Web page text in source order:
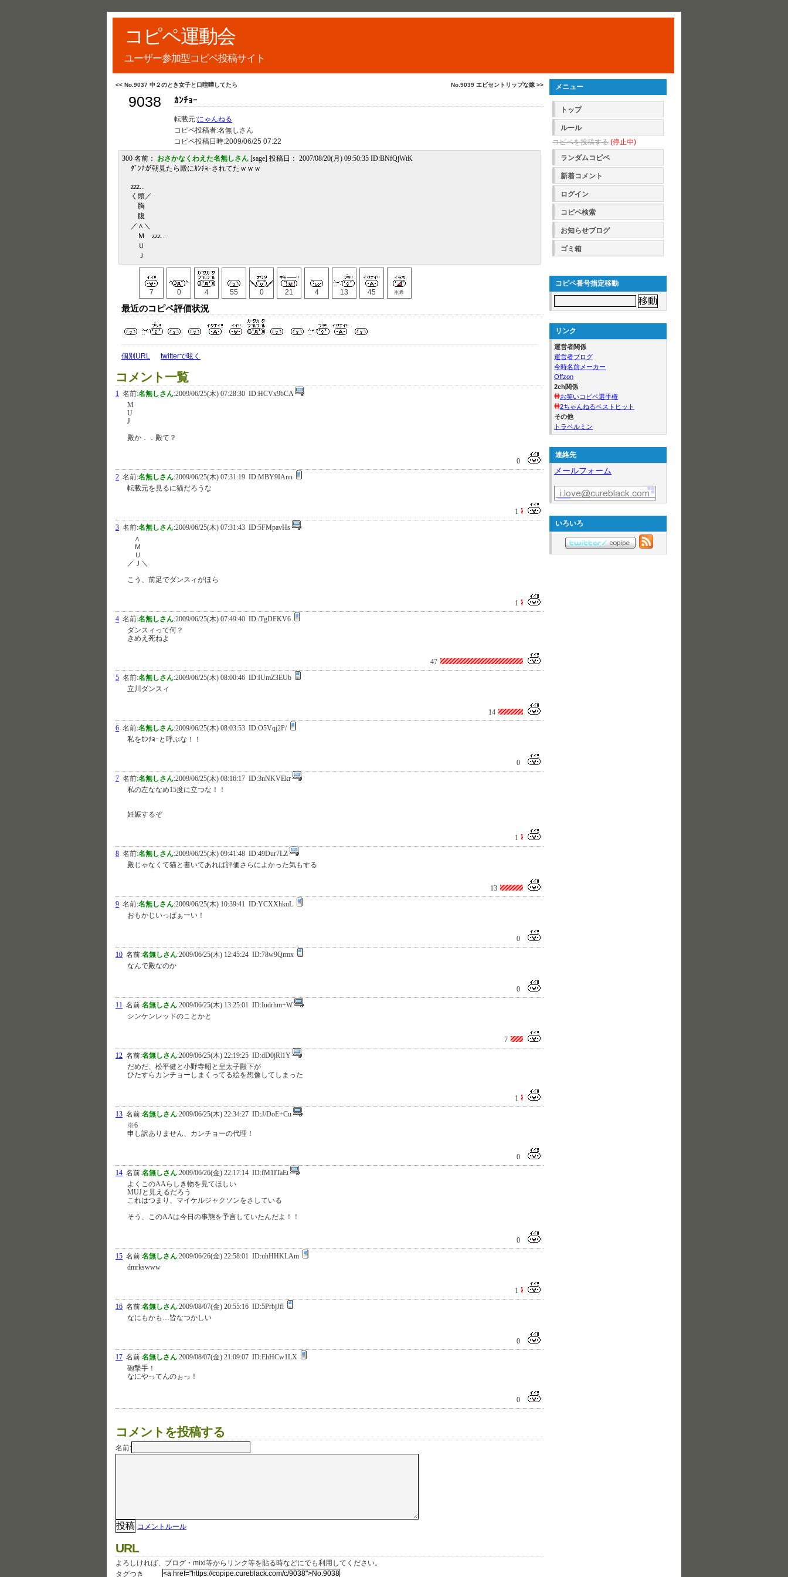
コピペ運動会
ユーザー参加型コピペ投稿サイト
No.9039 エビセントリップな嫁 >>
<< No.9037 中２のとき女子と口喧嘩してたら
9038 ｶﾝﾁｮｰ
転載元:にゃんねる
コピペ投稿者:名無しさん
コピペ投稿日時:2009/06/25 07:22
300 名前： おさかなくわえた名無しさん [sage] 投稿日： 2007/08/20(月) 09:50:35 ID:BNfQjWtK
ﾀﾞﾝﾅが朝見たら殿にｶﾝﾁｮｰされてたｗｗｗ
zzz...
く頭／
胸
腹
／∧＼
Ｍ zzz...
Ｕ
Ｊ
7 0 4 55 0 21 4 13 45 削希
最近のコピペ評価状況
個別URL twitterで呟く
コメント一覧
1 名前:名無しさん:2009/06/25(木) 07:28:30 ID:HCVx9bCA
M
U
J
殿か．．殿て？
0
2 名前:名無しさん:2009/06/25(木) 07:31:19 ID:MBY9IAnn
転載元を見るに猫だろうな
1
3 名前:名無しさん:2009/06/25(木) 07:31:43 ID:5FMpavHs
∧
Ｍ
Ｕ
／Ｊ＼
こう、前足でダンスィがほら
1
4 名前:名無しさん:2009/06/25(木) 07:49:40 ID:/TgDFKV6
ダンスィって何？
きめえ死ねよ
47
5 名前:名無しさん:2009/06/25(木) 08:00:46 ID:IUmZ3EUb
立川ダンスィ
14
6 名前:名無しさん:2009/06/25(木) 08:03:53 ID:O5Vqj2P/
私をｶﾝﾁｮｰと呼ぶな！！
0
7 名前:名無しさん:2009/06/25(木) 08:16:17 ID:3nNKVEkr
私の左ななめ15度に立つな！！
妊娠するぞ
1
8 名前:名無しさん:2009/06/25(木) 09:41:48 ID:49Dur7LZ
殿じゃなくて猫と書いてあれば評価さらによかった気もする
13
9 名前:名無しさん:2009/06/25(木) 10:39:41 ID:YCXXhkuL
おもかじいっぱぁーい！
0
10 名前:名無しさん:2009/06/25(木) 12:45:24 ID:78w9Qrmx
なんで殿なのか
0
11 名前:名無しさん:2009/06/25(木) 13:25:01 ID:Iudrhm+W
シンケンレッドのことかと
7
12 名前:名無しさん:2009/06/25(木) 22:19:25 ID:dD0jRl1Y
だめだ、松平健と小野寺昭と皇太子殿下が
ひたすらカンチョーしまくってる絵を想像してしまった
1
13 名前:名無しさん:2009/06/25(木) 22:34:27 ID:J/DoE+Cu
※6
申し訳ありません、カンチョーの代理！
0
14 名前:名無しさん:2009/06/26(金) 22:17:14 ID:fM1ITaEt
よくこのAAらしき物を見てほしい
MUJと見えるだろう
これはつまり、マイケルジャクソンをさしている
そう、このAAは今日の事態を予言していたんだよ！！
0
15 名前:名無しさん:2009/06/26(金) 22:58:01 ID:uhHHKLAm
dmrkswww
1
16 名前:名無しさん:2009/08/07(金) 20:55:16 ID:5PrbjJfl
なにもかも…皆なつかしい
0
17 名前:名無しさん:2009/08/07(金) 21:09:07 ID:EhHCw1LX
砲撃手！
なにやってんのぉっ！
0
コメントを投稿する
名前:
コメントルール
URL
よろしければ、ブログ・mixi等からリンク等を貼る時などにでも利用してください。
タグつき
メニュー
トップ
ルール
コピペを投稿する (停止中)
ランダムコピペ
新着コメント
ログイン
コピペ検索
お知らせブログ
ゴミ箱
コピペ番号指定移動
リンク
運営者関係
運営者ブログ
今時名前メーカー
Offzon
2ch関係
お笑いコピペ選手権
2ちゃんねるベストヒット
その他
トラベルミン
連絡先
メールフォーム
いろいろ